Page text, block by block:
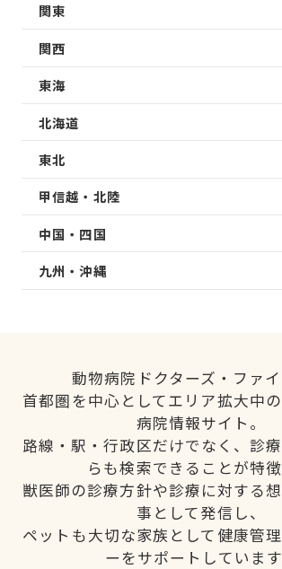
関東
関西
東海
北海道
東北
甲信越・北陸
中国・四国
九州・沖縄
動物病院ドクターズ・ファイ
首都圏を中心としてエリア拡大中
病院情報サイト。
路線・駅・行政区だけでなく、診
らも検索できることが特徴
獣医師の診療方針や診療に対する
事として発信し、
ペットも大切な家族として健康管
ーをサポートしています